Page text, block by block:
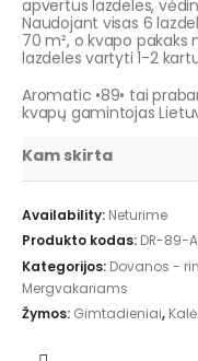
apvertus lazdeles,
Naudojant visas 6
70 m², o kvapo
lazdeles vartyti 1-2
Aromatic •89• tai
kvapų gamintojas
Kam skirta
Availability: Neturime
Produkto kodas: DR-89-
Kategorijos: Dovanos -
Mergvakariams
Žymos: Gimtadieniai,